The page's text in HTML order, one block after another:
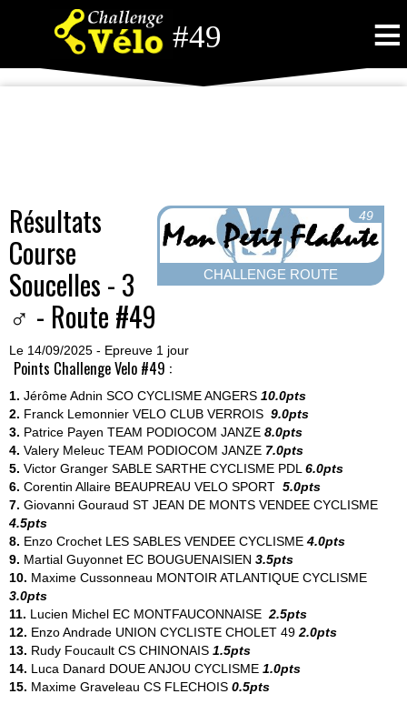
#49 ≡
49
CHALLENGE ROUTE
Résultats
Course
Soucelles - 3
♂ - Route #49
Le 14/09/2025 - Epreuve 1 jour
Points Challenge Velo #49 :
1. Jérôme Adnin SCO CYCLISME ANGERS 10.0pts
2. Franck Lemonnier VELO CLUB VERROIS 9.0pts
3. Patrice Payen TEAM PODIOCOM JANZE 8.0pts
4. Valery Meleuc TEAM PODIOCOM JANZE 7.0pts
5. Victor Granger SABLE SARTHE CYCLISME PDL 6.0pts
6. Corentin Allaire BEAUPREAU VELO SPORT 5.0pts
7. Giovanni Gouraud ST JEAN DE MONTS VENDEE CYCLISME
4.5pts
8. Enzo Crochet LES SABLES VENDEE CYCLISME 4.0pts
9. Martial Guyonnet EC BOUGUENAISIEN 3.5pts
10. Maxime Cussonneau MONTOIR ATLANTIQUE CYCLISME
3.0pts
11. Lucien Michel EC MONTFAUCONNAISE 2.5pts
12. Enzo Andrade UNION CYCLISTE CHOLET 49 2.0pts
13. Rudy Foucault CS CHINONAIS 1.5pts
14. Luca Danard DOUE ANJOU CYCLISME 1.0pts
15. Maxime Graveleau CS FLECHOIS 0.5pts